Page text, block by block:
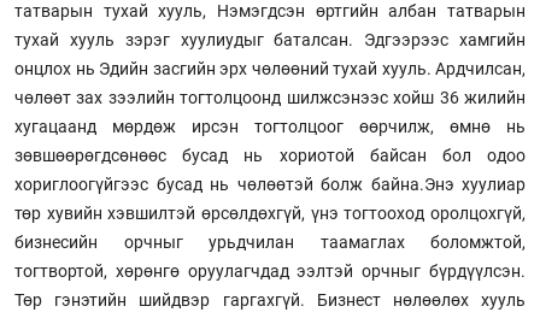
татварын тухай хууль, Нэмэгдсэн өртгийн албан татварын
тухай хууль зэрэг хуулиудыг баталсан. Эдгээрээс хамгийн
онцлох нь Эдийн засгийн эрх чөлөөний тухай хууль. Ардчилсан,
чөлөөт зах зээлийн тогтолцоонд шилжсэнээс хойш 36 жилийн
хугацаанд мөрдөж ирсэн тогтолцоог өөрчилж, өмнө нь
зөвшөөрөгдсөнөөс бусад нь хориотой байсан бол одоо
хориглоогүйгээс бусад нь чөлөөтэй болж байна.Энэ хуулиар
төр хувийн хэвшилтэй өрсөлдөхгүй, үнэ тогтооход оролцохгүй,
бизнесийн орчныг урьдчилан таамаглах боломжтой,
тогтвортой, хөрөнгө оруулагчдад ээлтэй орчныг бүрдүүлсэн.
Төр гэнэтийн шийдвэр гаргахгүй. Бизнест нөлөөлөх хууль